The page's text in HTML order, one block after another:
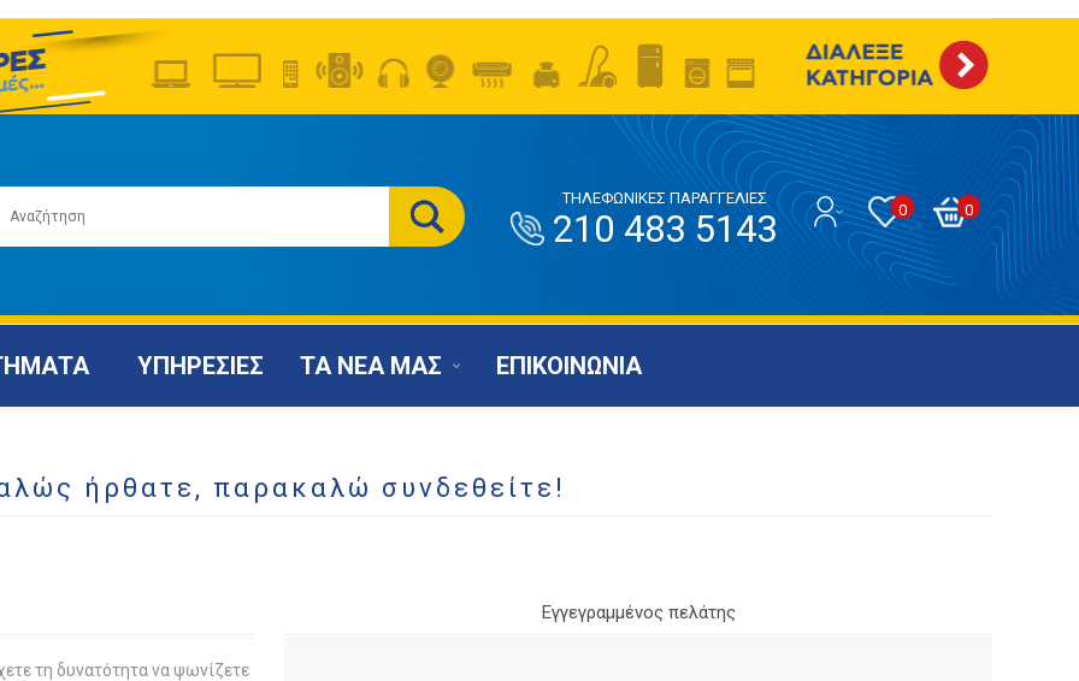
0
0
ΤΗΛΕΦΩΝΙΚΕΣ ΠΑΡΑΓΓΕΛΙΕΣ
210 483 5143
ΥΠΗΡΕΣΙΕΣ ΤΑ ΝΕΑ ΜΑΣ ΕΠΙΚΟΙΝΩΝΙΑ
ήρθατε, παρακαλώ συνδεθείτε!
τη δυνατότητα να ψωνίζετε
Εγγεγραμμένος πελάτης